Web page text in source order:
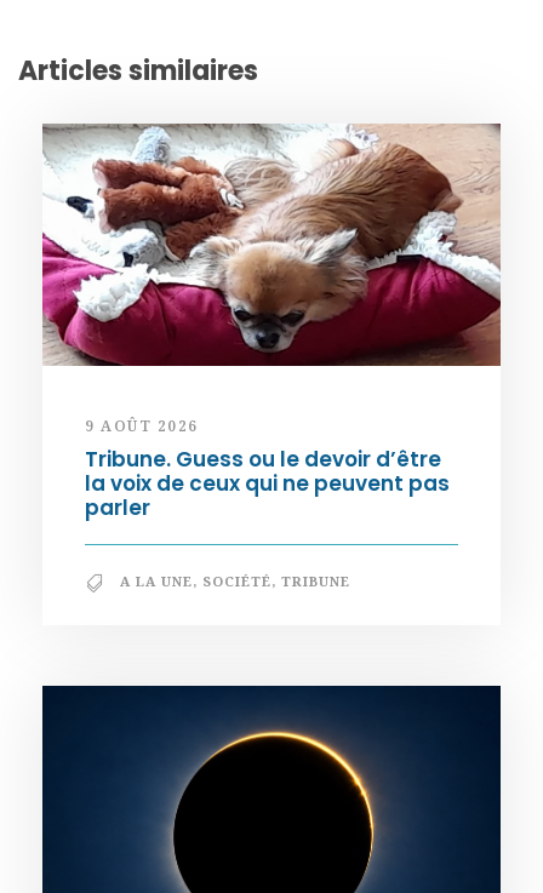
Articles similaires
9 AOÛT 2026
Tribune. Guess ou le devoir d’être
la voix de ceux qui ne peuvent pas
parler
A LA UNE, SOCIÉTÉ, TRIBUNE